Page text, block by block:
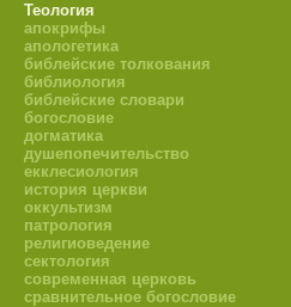
Теология
апокрифы
апологетика
библейские толкования
библиология
библейские словари
богословие
догматика
душепопечительство
екклесиология
история церкви
оккультизм
патрология
религиоведение
сектология
современная церковь
сравнительное богословие